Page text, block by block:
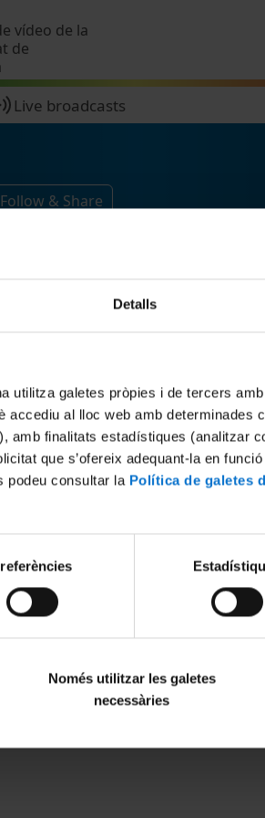
Detalls
utilitza galetes pròpies i de tercers
accediu al lloc web amb determinades
amb finalitats estadístiques (analitzar
que s’ofereix adequant-la en
podeu consultar la Política de galetes
Només utilitzar les galetes
necessàries
vídeo de la
de
Live broadcasts
Follow & Share
MENÚ PEU 1
Legal notice